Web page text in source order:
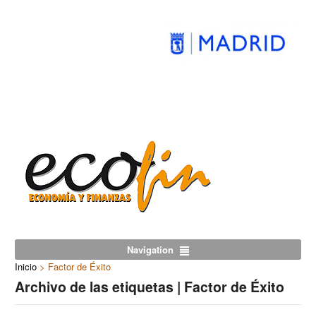
Navigation
Inicio > Factor de Éxito
Archivo de las etiquetas | Factor de Éxito